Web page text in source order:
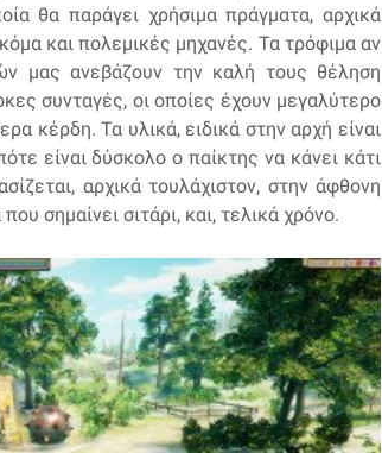
θα παράγει χρήσιμα πράγματα, αρχικά
και πολεμικές μηχανές. Τα τρόφιμα αν
μας ανεβάζουν την καλή τους θέληση
συνταγές, οι οποίες έχουν μεγαλύτερο
κέρδη. Τα υλικά, ειδικά στην αρχή είναι
είναι δύσκολο ο παίκτης να κάνει κάτι
αρχικά τουλάχιστον, στην άφθονη
σημαίνει σιτάρι, και, τελικά χρόνο.